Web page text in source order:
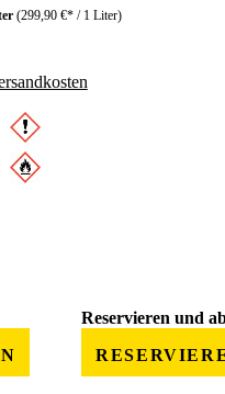
(299,90 €* / 1 Liter)
Reservieren und